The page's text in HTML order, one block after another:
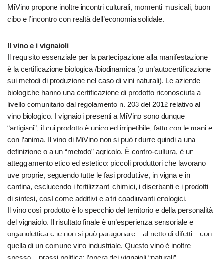
MiVino propone inoltre incontri culturali, momenti musicali, buon
cibo e l’incontro con realtà dell’economia solidale.
Il vino e i vignaioli
Il requisito essenziale per la partecipazione alla manifestazione
è la certificazione biologica /biodinamica (o un’autocertificazione
sui metodi di produzione nel caso di vini naturali). Le aziende
biologiche hanno una certificazione di prodotto riconosciuta a
livello comunitario dal regolamento n. 203 del 2012 relativo al
vino biologico. I vignaioli presenti a MiVino sono dunque
“artigiani”, il cui prodotto è unico ed irripetibile, fatto con le mani e
con l’anima. Il vino di MiVino non si può ridurre quindi a una
definizione o a un “metodo” agricolo. È contro-cultura, è un
atteggiamento etico ed estetico: piccoli produttori che lavorano
uve proprie, seguendo tutte le fasi produttive, in vigna e in
cantina, escludendo i fertilizzanti chimici, i diserbanti e i prodotti
di sintesi, così come additivi e altri coadiuvanti enologici.
Il vino così prodotto è lo specchio del territorio e della personalità
del vignaiolo. Il risultato finale è un’esperienza sensoriale e
organolettica che non si può paragonare – al netto di difetti – con
quella di un comune vino industriale. Questo vino è inoltre –
spesso – prassi politica: l’opera dei vignaioli “naturali”